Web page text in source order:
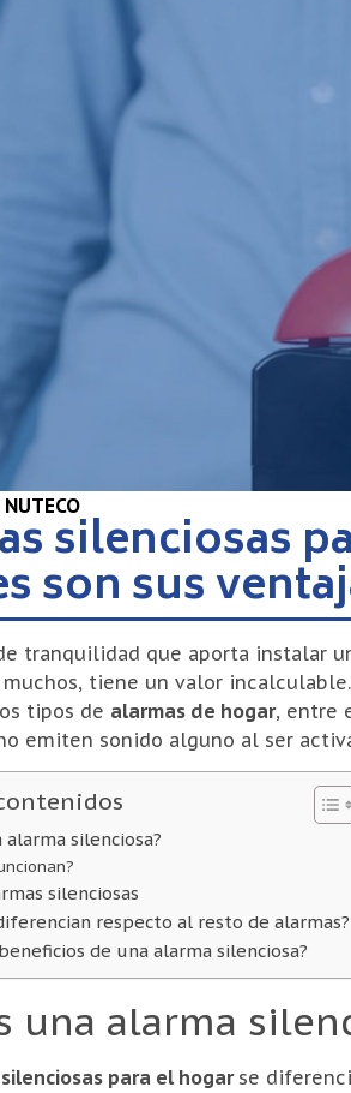
NUTECOsilenciosas
son sus
tranquilidad que aporta instalar
tiene un valor
tipos de alarmas de hogar, entre
emiten sonido alguno al ser
alarma silenciosa?
silenciosas
respecto al resto de alarmas?
de una alarma silenciosa?
una alarma
para el hogar se